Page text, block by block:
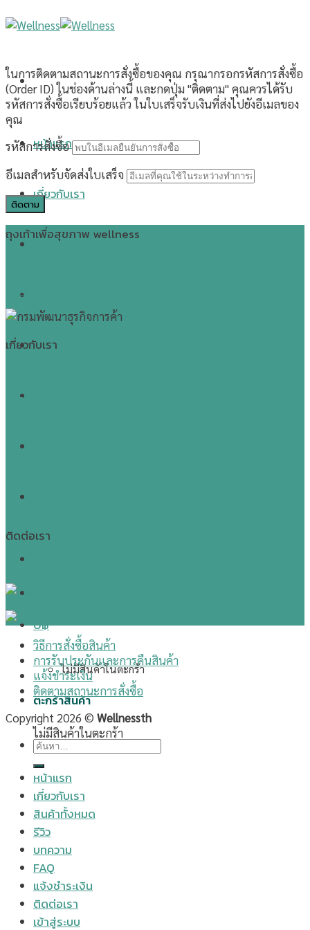
to
หน้าแรก
เกี่ยวกับเรา
สินค้าทั้งหมด
บทความ
0฿
ไม่มีสินค้าในตะกร้า
ตะกร้าสินค้า
ไม่มีสินค้าในตะกร้า
ในการติดตามสถานะการสั่งซื้อของคุณ กรุณากรอกรหัสการสั่งซื้อ
(Order ID) ในช่องด้านล่างนี้ และกดปุ่ม "ติดตาม" คุณควรได้รับ
รหัสการสั่งซื้อเรียบร้อยแล้ว ในใบเสร็จรับเงินที่ส่งไปยังอีเมลของ
คุณ
รหัสการสั่งซื้อ
อีเมลสำหรับจัดส่งใบเสร็จ
ติดตาม
ถุงเท้าเพื่อสุขภาพ wellness
ถุงเท้าเพื่อสุขภาพ รุ่นกันลื่น
เกี่ยวกับเรา
การรับประกันและการคืนสินค้า
ติดตามสถานะการสั่งซื้อ
ติดต่อเรา
วิธีการสั่งซื้อสินค้า
การรับประกันและการคืนสินค้า
แจ้งชำระเงิน
ติดตามสถานะการสั่งซื้อ
Copyright 2026 © Wellnessth
ค้นหา:
หน้าแรก
เกี่ยวกับเรา
สินค้าทั้งหมด
รีวิว
บทความ
FAQ
แจ้งชำระเงิน
ติดต่อเรา
เข้าสู่ระบบ